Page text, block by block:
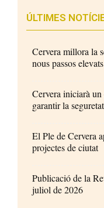
ÚLTIMES
Cervera millora la
nous passos elevats
Cervera iniciarà un
garantir la
El Ple de Cervera
projectes de ciutat
Publicació de la
juliol de 2026